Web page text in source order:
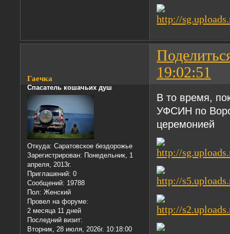
19:02:51
Гаечка
Спасатель кошачьих душ
Откуда: Саратовское бездорожье
Зарегистрирован: Понедельник, 1
апреля, 2013г.
Приглашений: 0
Сообщений: 19788
Пол: Женский
Провел на форуме:
2 месяца 11 дней
Последний визит:
Вторник, 28 июля, 2026г. 10:18:00
В то время,
УФСИН по
церемонией